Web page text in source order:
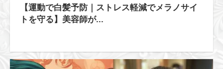
【運動で白髪予防｜ストレス軽減でメラノサイ
トを守る】美容師が...